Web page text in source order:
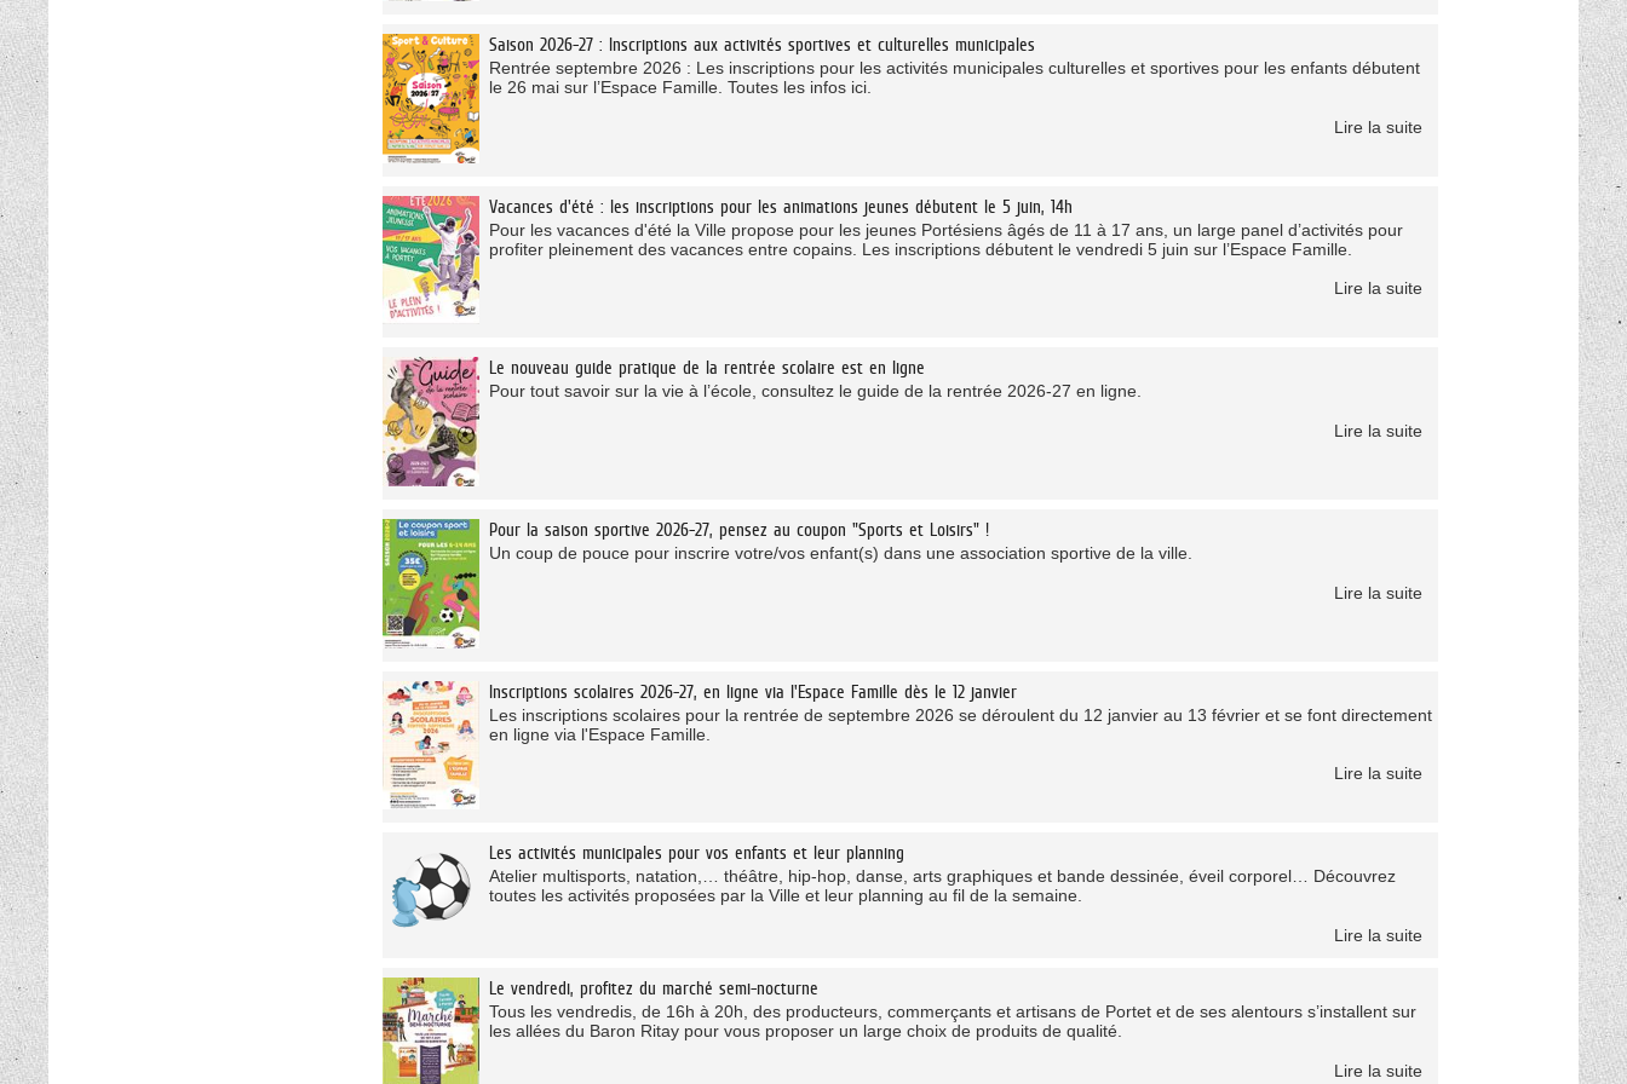
Saison 2026-27 : Inscriptions aux activités sportives et culturelles municipales
Rentrée septembre 2026 : Les inscriptions pour les activités municipales culturelles et sportives pour les enfants débutent
le 26 mai sur l’Espace Famille. Toutes les infos ici.
Lire la suite
Vacances d'été : les inscriptions pour les animations jeunes débutent le 5 juin, 14h
Pour les vacances d'été la Ville propose pour les jeunes Portésiens âgés de 11 à 17 ans, un large panel d’activités pour
profiter pleinement des vacances entre copains. Les inscriptions débutent le vendredi 5 juin sur l’Espace Famille.
Lire la suite
Le nouveau guide pratique de la rentrée scolaire est en ligne
Pour tout savoir sur la vie à l’école, consultez le guide de la rentrée 2026-27 en ligne.
Lire la suite
Pour la saison sportive 2026-27, pensez au coupon "Sports et Loisirs" !
Un coup de pouce pour inscrire votre/vos enfant(s) dans une association sportive de la ville.
Lire la suite
Inscriptions scolaires 2026-27, en ligne via l'Espace Famille dès le 12 janvier
Les inscriptions scolaires pour la rentrée de septembre 2026 se déroulent du 12 janvier au 13 février et se font directement
en ligne via l'Espace Famille.
Lire la suite
Les activités municipales pour vos enfants et leur planning
Atelier multisports, natation,… théâtre, hip-hop, danse, arts graphiques et bande dessinée, éveil corporel… Découvrez
toutes les activités proposées par la Ville et leur planning au fil de la semaine.
Lire la suite
Le vendredi, profitez du marché semi-nocturne
Tous les vendredis, de 16h à 20h, des producteurs, commerçants et artisans de Portet et de ses alentours s’installent sur
les allées du Baron Ritay pour vous proposer un large choix de produits de qualité.
Lire la suite